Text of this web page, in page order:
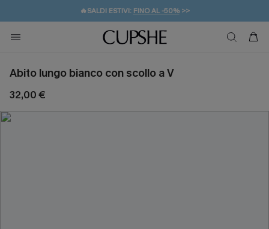
🔥SALDI ESTIVI: FINO AL -50%>>
🚚SPEDIZIONE GRATUITA DA 49€
💌REGALO PER I NUOVI: 20% DI SCONTO*
Abito lungo bianco con scollo a V
32,00 €